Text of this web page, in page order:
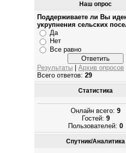
Наш опрос
Поддерживаете ли Вы
укрупнения сельских
Да
Нет
Все равно
Результаты |Архив опросов
Всего ответов:29
Статистика
Онлайн всего:9
Гостей: 9
Пользователей:0
Спутник/Аналитика